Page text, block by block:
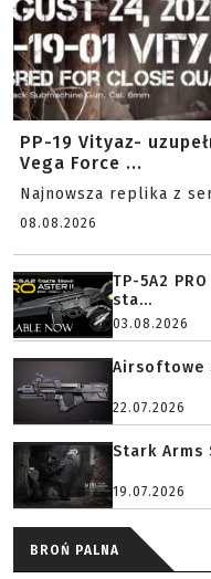
PP-19 Vityaz-
Vega Force ...
Najnowsza replika z
08.08.2026
TP-5A2
sta...
03.08.2026
Airsoftowe
22.07.2026
Stark Arms
19.07.2026
BROŃ PALNA